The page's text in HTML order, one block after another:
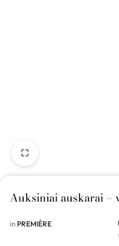
Auksiniai auskarai –
in PREMIÈRE